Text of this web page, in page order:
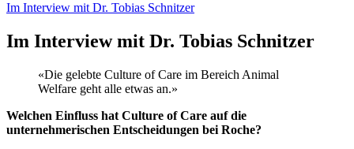
Im Interview mit Dr. Tobias Schnitzer
Im Interview mit Dr. Tobias Schnitzer
«Die gelebte Culture of Care im Bereich Animal
Welfare geht alle etwas an.»
Welchen Einfluss hat Culture of Care auf die
unternehmerischen Entscheidungen bei Roche?